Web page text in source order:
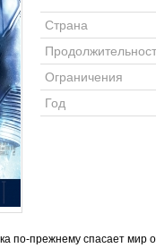
Страна
Ограничения
Год
по-прежнему спасает мир